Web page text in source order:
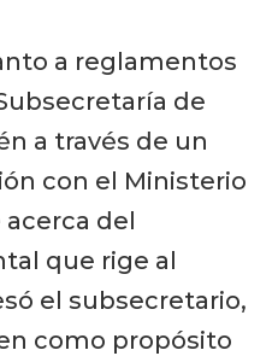
a reglamentos
de
a través de un
con el Ministerio
del
que rige al
el subsecretario,
como propósito